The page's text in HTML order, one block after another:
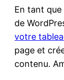
En tant
de
votre
page et
contenu.